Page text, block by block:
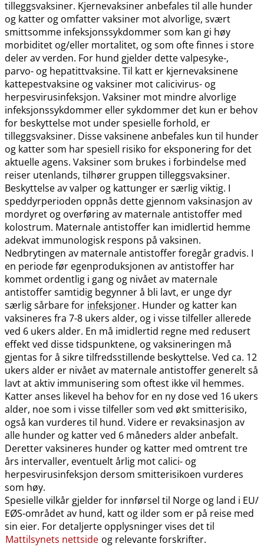
tilleggsvaksiner. Kjernevaksiner anbefales til alle hunder
og katter og omfatter vaksiner mot alvorlige, svært
smittsomme infeksjonssykdommer som kan gi høy
morbiditet og​/​eller mortalitet, og som ofte finnes i store
deler av verden. For hund gjelder dette valpesyke-,
parvo- og hepatittvaksine. Til katt er kjernevaksinene
kattepestvaksine og vaksiner mot calicivirus- og
herpesvirusinfeksjon. Vaksiner mot mindre alvorlige
infeksjonssykdommer eller sykdommer det kun er behov
for beskyttelse mot under spesielle forhold, er
tilleggsvaksiner. Disse vaksinene anbefales kun til hunder
og katter som har spesiell risiko for eksponering for det
aktuelle agens. Vaksiner som brukes i forbindelse med
reiser utenlands, tilhører gruppen tilleggsvaksiner.
Beskyttelse av valper og kattunger er særlig viktig. I
speddyrperioden oppnås dette gjennom vaksinasjon av
mordyret og overføring av maternale antistoffer med
kolostrum. Maternale antistoffer kan imidlertid hemme
adekvat immunologisk respons på vaksinen.
Nedbrytingen av maternale antistoffer foregår gradvis. I
en periode før egenproduksjonen av antistoffer har
kommet ordentlig i gang og nivået av maternale
antistoffer samtidig begynner å bli lavt, er unge dyr
særlig sårbare for infeksjoner. Hunder og katter kan
vaksineres fra 7-8 ukers alder, og i visse tilfeller allerede
ved 6 ukers alder. En må imidlertid regne med redusert
effekt ved disse tidspunktene, og vaksineringen må
gjentas for å sikre tilfredsstillende beskyttelse. Ved ca. 12
ukers alder er nivået av maternale antistoffer generelt så
lavt at aktiv immunisering som oftest ikke vil hemmes.
Katter anses likevel ha behov for en ny dose ved 16 ukers
alder, noe som i visse tilfeller som ved økt smitterisiko,
også kan vurderes til hund. Videre er revaksinasjon av
alle hunder og katter ved 6 måneders alder anbefalt.
Deretter vaksineres hunder og katter med omtrent tre
års intervaller, eventuelt årlig mot calici- og
herpesvirusinfeksjon dersom smitterisikoen vurderes
som høy.
Spesielle vilkår gjelder for innførsel til Norge og land i EU​/​
EØS-området av hund, katt og ilder som er på reise med
sin eier. For detaljerte opplysninger vises det til
Mattilsynets nettside og relevante forskrifter.